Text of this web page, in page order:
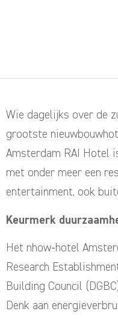
Wie dagelijks over de
grootste
Amsterdam RAI Hotel
met onder meer een
entertainment, ook
Keurmerk
Het nhow-hotel
Research
Building Council
Denk aan